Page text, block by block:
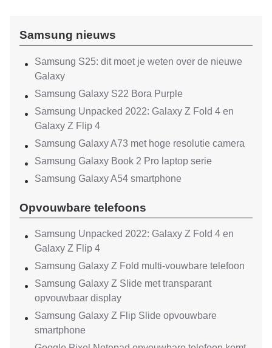
Samsung nieuws
Samsung S25: dit moet je weten over de nieuwe
Galaxy
Samsung Galaxy S22 Bora Purple
Samsung Unpacked 2022: Galaxy Z Fold 4 en
Galaxy Z Flip 4
Samsung Galaxy A73 met hoge resolutie camera
Samsung Galaxy Book 2 Pro laptop serie
Samsung Galaxy A54 smartphone
Opvouwbare telefoons
Samsung Unpacked 2022: Galaxy Z Fold 4 en
Galaxy Z Flip 4
Samsung Galaxy Z Fold multi-vouwbare telefoon
Samsung Galaxy Z Slide met transparant
opvouwbaar display
Samsung Galaxy Z Flip Slide opvouwbare
smartphone